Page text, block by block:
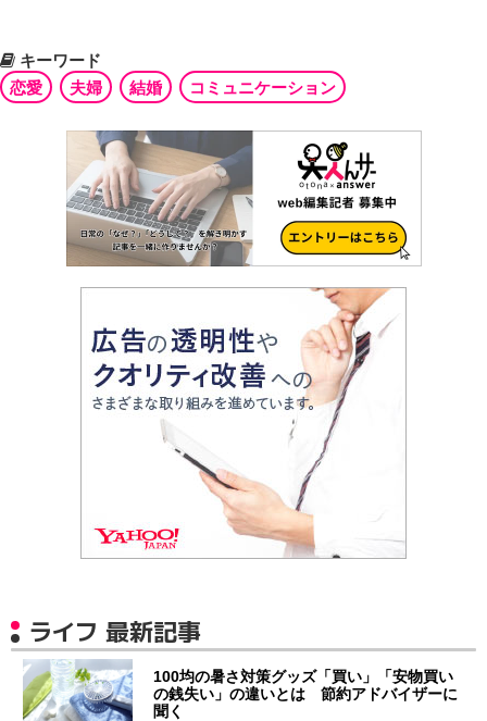
キーワード
恋愛
夫婦 結婚 コミュニケーション
ライフ 最新記事
100均の暑さ対策グッズ「買い」「安物買い
の銭失い」の違いとは 節約アドバイザーに
聞く